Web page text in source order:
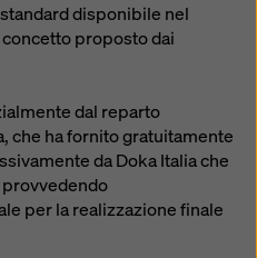
disponibile nel
proposto dai
dal reparto
che ha fornito gratuitamente
da Doka Italia che
per la realizzazione finale
dei cookie
cookie in fondo a questo
di controllo
futuro e senza
su impostazioni cookie
sui nostri cookie
privacy. Vi offriamo
i vostri cookie